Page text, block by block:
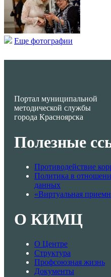
Еще фотографии
Портал муниципальной
методической службы
города Красноярска
Полезные
Противодействие
Политика в
данных
«Виртуальная
О КИМЦ
О Центре
Структура
Профсоюзная жизнь
Документы